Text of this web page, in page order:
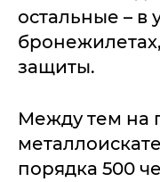
остальные – в
защиты.
Между тем на
порядка 500